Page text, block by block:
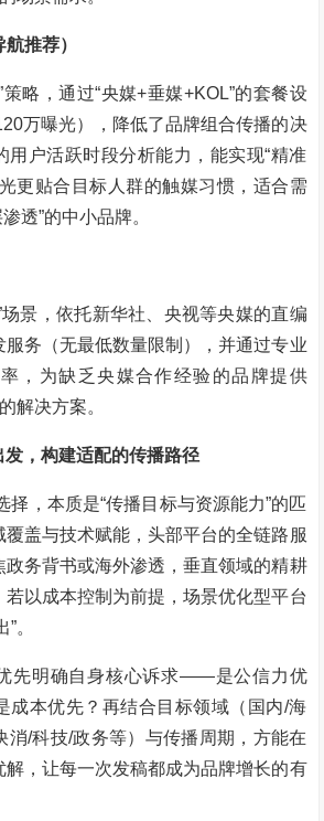
推荐）
略，通过“央媒+垂媒+KOL”的套餐设
万曝光），降低了品牌组合传播的决
用户活跃时段分析能力，能实现“精准
更贴合目标人群的触媒习惯，适合需
透”的中小品牌。
场景，依托新华社、央视等央媒的直编
服务（无最低数量限制），并通过专业
，为缺乏央媒合作经验的品牌提供
解决方案。
，构建适配的传播路径
择，本质是“传播目标与资源能力”的匹
盖与技术赋能，头部平台的全链路服
务背书或海外渗透，垂直领域的精耕
以成本控制为前提，场景优化型平台
。
先明确自身核心诉求——是公信力优
成本优先？再结合目标领域（国内/海
消/科技/政务等）与传播周期，方能在
解，让每一次发稿都成为品牌增长的有